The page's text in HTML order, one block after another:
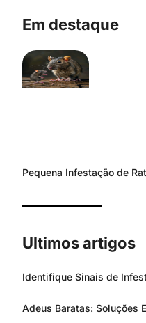
Em destaque
Pequena Infestação de
Ultimos artigos
Identifique Sinais de
Adeus Baratas: Soluções